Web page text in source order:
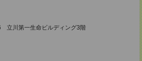
立川第一生命ビルディング3階